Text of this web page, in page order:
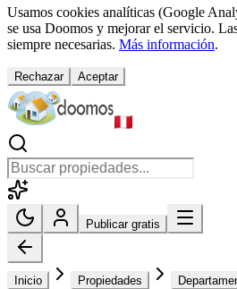
Usamos cookies analíticas (Google
se usa Doomos y mejorar el servicio.
siempre necesarias. Más información.
Rechazar Aceptar
Publicar gratis
Inicio Propiedades